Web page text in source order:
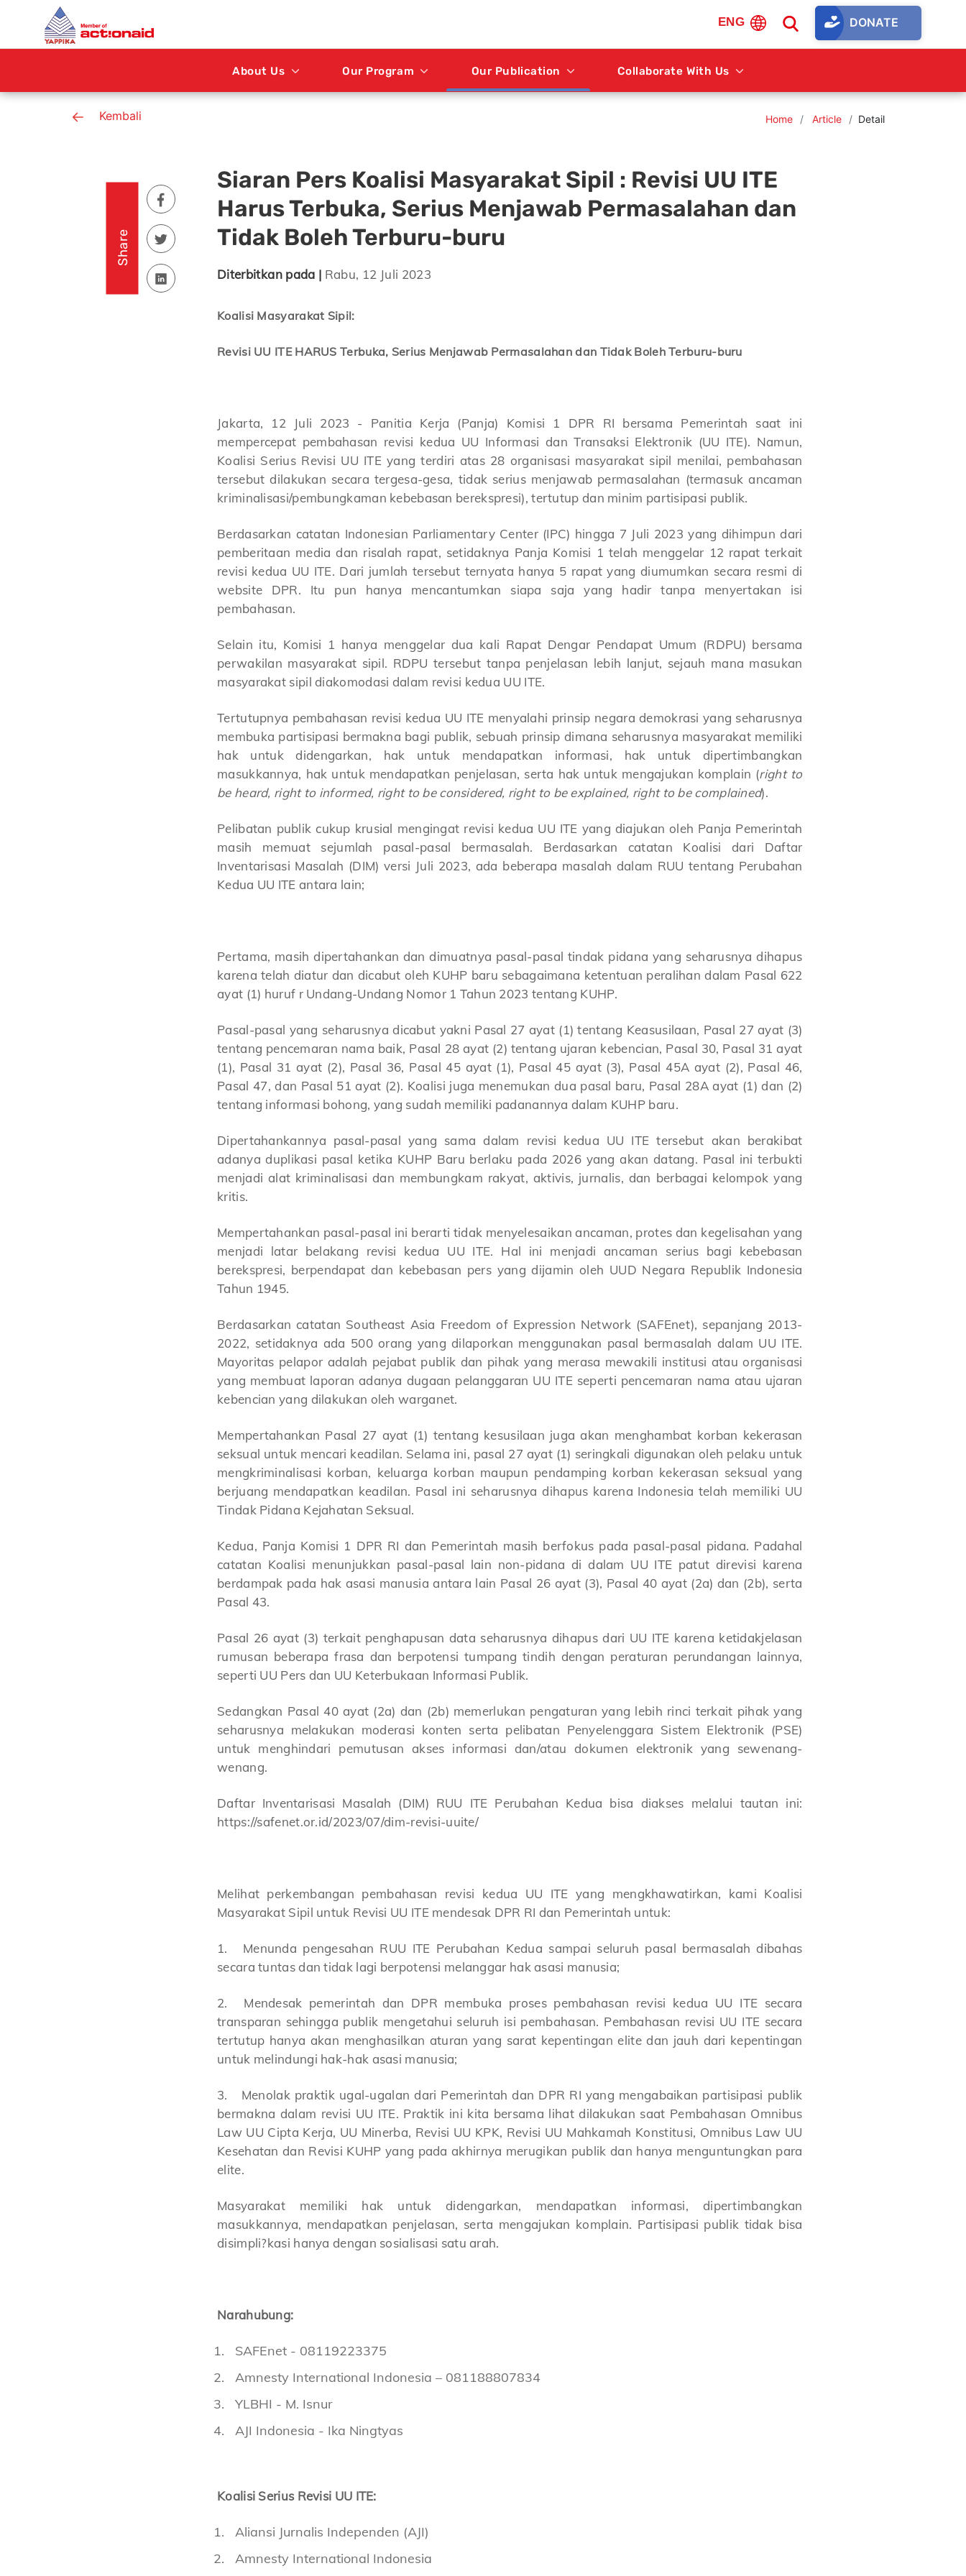
ENG DONATE
About Us Our Program Our Publication Collaborate With Us
Kembali Home Article Detail
Share
Siaran Pers Koalisi Masyarakat Sipil : Revisi UU ITE
Harus Terbuka, Serius Menjawab Permasalahan dan
Tidak Boleh Terburu-buru
Diterbitkan pada | Rabu, 12 Juli 2023
Koalisi Masyarakat Sipil:
Revisi UU ITE HARUS Terbuka, Serius Menjawab Permasalahan dan Tidak Boleh Terburu-buru
Jakarta, 12 Juli 2023 - Panitia Kerja (Panja) Komisi 1 DPR RI bersama Pemerintah saat ini
mempercepat pembahasan revisi kedua UU Informasi dan Transaksi Elektronik (UU ITE). Namun,
Koalisi Serius Revisi UU ITE yang terdiri atas 28 organisasi masyarakat sipil menilai, pembahasan
tersebut dilakukan secara tergesa-gesa, tidak serius menjawab permasalahan (termasuk ancaman
kriminalisasi/pembungkaman kebebasan berekspresi), tertutup dan minim partisipasi publik.
Berdasarkan catatan Indonesian Parliamentary Center (IPC) hingga 7 Juli 2023 yang dihimpun dari
pemberitaan media dan risalah rapat, setidaknya Panja Komisi 1 telah menggelar 12 rapat terkait
revisi kedua UU ITE. Dari jumlah tersebut ternyata hanya 5 rapat yang diumumkan secara resmi di
website DPR. Itu pun hanya mencantumkan siapa saja yang hadir tanpa menyertakan isi
pembahasan.
Selain itu, Komisi 1 hanya menggelar dua kali Rapat Dengar Pendapat Umum (RDPU) bersama
perwakilan masyarakat sipil. RDPU tersebut tanpa penjelasan lebih lanjut, sejauh mana masukan
masyarakat sipil diakomodasi dalam revisi kedua UU ITE.
Tertutupnya pembahasan revisi kedua UU ITE menyalahi prinsip negara demokrasi yang seharusnya
membuka partisipasi bermakna bagi publik, sebuah prinsip dimana seharusnya masyarakat memiliki
hak untuk didengarkan, hak untuk mendapatkan informasi, hak untuk dipertimbangkan
masukkannya, hak untuk mendapatkan penjelasan, serta hak untuk mengajukan komplain (right to
be heard, right to informed, right to be considered, right to be explained, right to be complained).
Pelibatan publik cukup krusial mengingat revisi kedua UU ITE yang diajukan oleh Panja Pemerintah
masih memuat sejumlah pasal-pasal bermasalah. Berdasarkan catatan Koalisi dari Daftar
Inventarisasi Masalah (DIM) versi Juli 2023, ada beberapa masalah dalam RUU tentang Perubahan
Kedua UU ITE antara lain;
Pertama, masih dipertahankan dan dimuatnya pasal-pasal tindak pidana yang seharusnya dihapus
karena telah diatur dan dicabut oleh KUHP baru sebagaimana ketentuan peralihan dalam Pasal 622
ayat (1) huruf r Undang-Undang Nomor 1 Tahun 2023 tentang KUHP.
Pasal-pasal yang seharusnya dicabut yakni Pasal 27 ayat (1) tentang Keasusilaan, Pasal 27 ayat (3)
tentang pencemaran nama baik, Pasal 28 ayat (2) tentang ujaran kebencian, Pasal 30, Pasal 31 ayat
(1), Pasal 31 ayat (2), Pasal 36, Pasal 45 ayat (1), Pasal 45 ayat (3), Pasal 45A ayat (2), Pasal 46,
Pasal 47, dan Pasal 51 ayat (2). Koalisi juga menemukan dua pasal baru, Pasal 28A ayat (1) dan (2)
tentang informasi bohong, yang sudah memiliki padanannya dalam KUHP baru.
Dipertahankannya pasal-pasal yang sama dalam revisi kedua UU ITE tersebut akan berakibat
adanya duplikasi pasal ketika KUHP Baru berlaku pada 2026 yang akan datang. Pasal ini terbukti
menjadi alat kriminalisasi dan membungkam rakyat, aktivis, jurnalis, dan berbagai kelompok yang
kritis.
Mempertahankan pasal-pasal ini berarti tidak menyelesaikan ancaman, protes dan kegelisahan yang
menjadi latar belakang revisi kedua UU ITE. Hal ini menjadi ancaman serius bagi kebebasan
berekspresi, berpendapat dan kebebasan pers yang dijamin oleh UUD Negara Republik Indonesia
Tahun 1945.
Berdasarkan catatan Southeast Asia Freedom of Expression Network (SAFEnet), sepanjang 2013-
2022, setidaknya ada 500 orang yang dilaporkan menggunakan pasal bermasalah dalam UU ITE.
Mayoritas pelapor adalah pejabat publik dan pihak yang merasa mewakili institusi atau organisasi
yang membuat laporan adanya dugaan pelanggaran UU ITE seperti pencemaran nama atau ujaran
kebencian yang dilakukan oleh warganet.
Mempertahankan Pasal 27 ayat (1) tentang kesusilaan juga akan menghambat korban kekerasan
seksual untuk mencari keadilan. Selama ini, pasal 27 ayat (1) seringkali digunakan oleh pelaku untuk
mengkriminalisasi korban, keluarga korban maupun pendamping korban kekerasan seksual yang
berjuang mendapatkan keadilan. Pasal ini seharusnya dihapus karena Indonesia telah memiliki UU
Tindak Pidana Kejahatan Seksual.
Kedua, Panja Komisi 1 DPR RI dan Pemerintah masih berfokus pada pasal-pasal pidana. Padahal
catatan Koalisi menunjukkan pasal-pasal lain non-pidana di dalam UU ITE patut direvisi karena
berdampak pada hak asasi manusia antara lain Pasal 26 ayat (3), Pasal 40 ayat (2a) dan (2b), serta
Pasal 43.
Pasal 26 ayat (3) terkait penghapusan data seharusnya dihapus dari UU ITE karena ketidakjelasan
rumusan beberapa frasa dan berpotensi tumpang tindih dengan peraturan perundangan lainnya,
seperti UU Pers dan UU Keterbukaan Informasi Publik.
Sedangkan Pasal 40 ayat (2a) dan (2b) memerlukan pengaturan yang lebih rinci terkait pihak yang
seharusnya melakukan moderasi konten serta pelibatan Penyelenggara Sistem Elektronik (PSE)
untuk menghindari pemutusan akses informasi dan/atau dokumen elektronik yang sewenang-
wenang.
Daftar Inventarisasi Masalah (DIM) RUU ITE Perubahan Kedua bisa diakses melalui tautan ini:
https://safenet.or.id/2023/07/dim-revisi-uuite/
Melihat perkembangan pembahasan revisi kedua UU ITE yang mengkhawatirkan, kami Koalisi
Masyarakat Sipil untuk Revisi UU ITE mendesak DPR RI dan Pemerintah untuk:
1.
Menunda pengesahan RUU ITE Perubahan Kedua sampai seluruh pasal bermasalah dibahas
secara tuntas dan tidak lagi berpotensi melanggar hak asasi manusia;
2.
Mendesak pemerintah dan DPR membuka proses pembahasan revisi kedua UU ITE secara
transparan sehingga publik mengetahui seluruh isi pembahasan. Pembahasan revisi UU ITE secara
tertutup hanya akan menghasilkan aturan yang sarat kepentingan elite dan jauh dari kepentingan
untuk melindungi hak-hak asasi manusia;
3.
Menolak praktik ugal-ugalan dari Pemerintah dan DPR RI yang mengabaikan partisipasi publik
bermakna dalam revisi UU ITE. Praktik ini kita bersama lihat dilakukan saat Pembahasan Omnibus
Law UU Cipta Kerja, UU Minerba, Revisi UU KPK, Revisi UU Mahkamah Konstitusi, Omnibus Law UU
Kesehatan dan Revisi KUHP yang pada akhirnya merugikan publik dan hanya menguntungkan para
elite.
Masyarakat memiliki hak untuk didengarkan, mendapatkan informasi, dipertimbangkan
masukkannya, mendapatkan penjelasan, serta mengajukan komplain. Partisipasi publik tidak bisa
disimpli?kasi hanya dengan sosialisasi satu arah.
Narahubung:
SAFEnet - 08119223375
Amnesty International Indonesia – 081188807834
YLBHI - M. Isnur
AJI Indonesia - Ika Ningtyas
Koalisi Serius Revisi UU ITE:
Aliansi Jurnalis Independen (AJI)
Amnesty International Indonesia